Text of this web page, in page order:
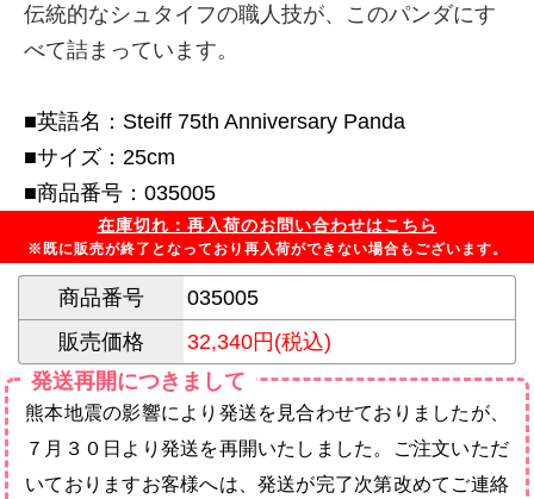
伝統的なシュタイフの職人技が、このパンダにす
べて詰まっています。
■英語名：Steiff 75th Anniversary Panda
■サイズ：25cm
■商品番号：035005
在庫切れ：再入荷のお問い合わせはこちら
※既に販売が終了となっており再入荷ができない場合もございます。
商品番号
035005
販売価格
32,340円(税込)
発送再開につきまして
熊本地震の影響により発送を見合わせておりましたが、
７月３０日より発送を再開いたしました。ご注文いただ
いておりますお客様へは、発送が完了次第改めてご連絡